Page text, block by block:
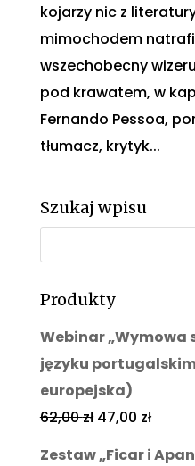
kojarzy nic z
mimochodem
wszechobecny
pod krawatem, w
Fernando Pessoa,
tłumacz, krytyk...
Szukaj wpisu
Produkty
Webinar „Wymowa
języku
europejska)
62,00zł 47,00 zł
Zestaw „Ficar i